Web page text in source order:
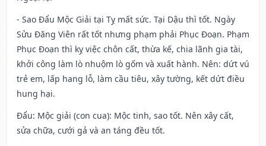
- Sao Đẩu Mộc Giải tại Tỵ mất sức. Tại Dậu thì tốt. Ngày
Sửu Đăng Viên rất tốt nhưng phạm phải Phục Đoạn. Phạm
Phục Đoạn thì kỵ việc chôn cất, thừa kế, chia lãnh gia tài,
khởi công làm lò nhuộm lò gốm và xuất hành. Nên: dứt vú
trẻ em, lấp hang lỗ, làm cầu tiêu, xây tường, kết dứt điều
hung hại.
Đẩu: Mộc giải (con cua): Mộc tinh, sao tốt. Nên xây cất,
sửa chữa, cưới gả và an táng đều tốt.